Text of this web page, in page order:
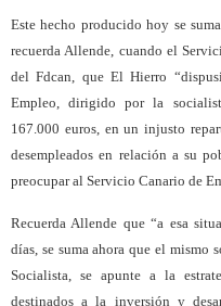
Este hecho producido hoy se
recuerda Allende, cuando el
del Fdcan, que El Hierro
Empleo, dirigido por la
167.000 euros, en un injusto
desempleados en relación a su
preocupar al Servicio Canario de
Recuerda Allende que “a esa
días, se suma ahora que el mismo
Socialista, se apunte a la
destinados a la inversión y